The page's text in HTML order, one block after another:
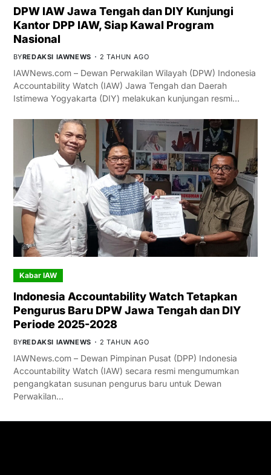
DPW IAW Jawa Tengah dan DIY Kunjungi
Kantor DPP IAW, Siap Kawal Program
Nasional
BYREDAKSI IAWNEWS 2 TAHUN AGO
IAWNews.com – Dewan Perwakilan Wilayah (DPW) Indonesia
Accountability Watch (IAW) Jawa Tengah dan Daerah
Istimewa Yogyakarta (DIY) melakukan kunjungan resmi…
Kabar IAW
Indonesia Accountability Watch Tetapkan
Pengurus Baru DPW Jawa Tengah dan DIY
Periode 2025-2028
BYREDAKSI IAWNEWS 2 TAHUN AGO
IAWNews.com – Dewan Pimpinan Pusat (DPP) Indonesia
Accountability Watch (IAW) secara resmi mengumumkan
pengangkatan susunan pengurus baru untuk Dewan
Perwakilan…